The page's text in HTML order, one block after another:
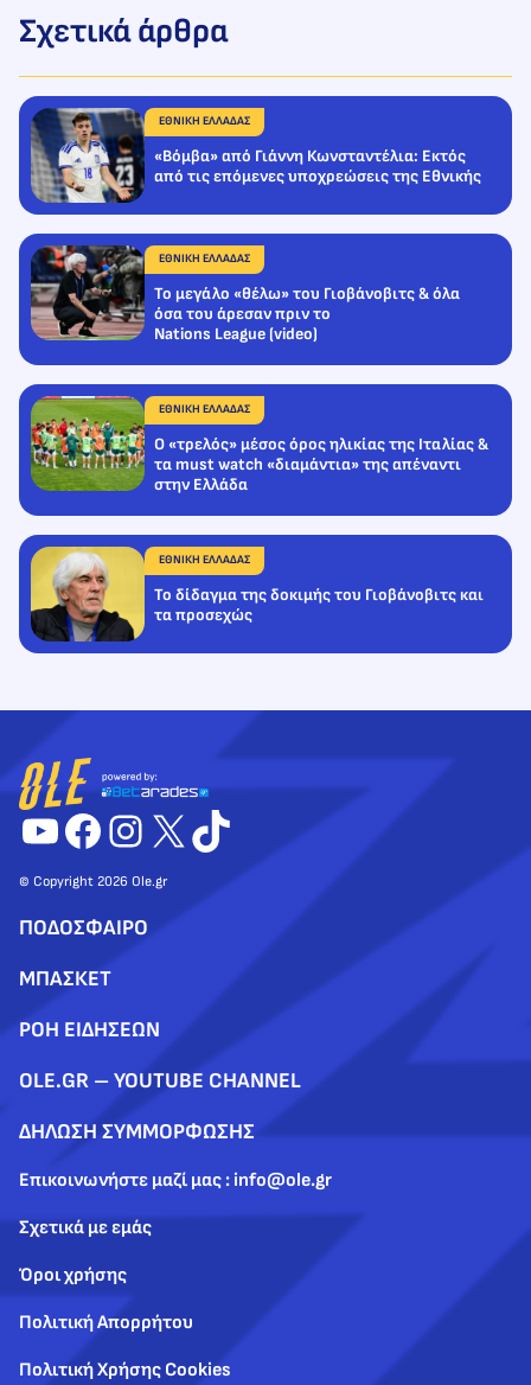
Σχετικά άρθρα
ΕΘΝΙΚΗ ΕΛΛΑΔΑΣ
«Βόμβα» από Γιάννη Κωνσταντέλια: Εκτός
από τις επόμενες υποχρεώσεις της Εθνικής
ΕΘΝΙΚΗ ΕΛΛΑΔΑΣ
Το μεγάλο «θέλω» του Γιοβάνοβιτς & όλα
όσα του άρεσαν πριν το
Nations League (video)
ΕΘΝΙΚΗ ΕΛΛΑΔΑΣ
Ο «τρελός» μέσος όρος ηλικίας της Ιταλίας &
τα must watch «διαμάντια» της απέναντι
στην Ελλάδα
ΕΘΝΙΚΗ ΕΛΛΑΔΑΣ
Το δίδαγμα της δοκιμής του Γιοβάνοβιτς και
τα προσεχώς
YouTube
Facebook
Instagram
X TikTok
© Copyright 2026 Ole.gr
ΠΟΔΟΣΦΑΙΡΟ
ΜΠΑΣΚΕΤ
ΡΟΗ ΕΙΔΗΣΕΩΝ
OLE.GR – YOUTUBE CHANNEL
ΔΗΛΩΣΗ ΣΥΜΜΟΡΦΩΣΗΣ
Επικοινωνήστε μαζί μας : info@ole.gr
Σχετικά με εμάς
Όροι χρήσης
Πολιτική Απορρήτου
Πολιτική Χρήσης Cookies